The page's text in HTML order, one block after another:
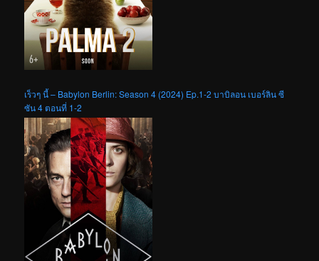
เร็วๆ นี้ – Babylon Berlin: Season 4 (2024) Ep.1-2 บาบิลอน เบอร์ลิน ซี
ซัน 4 ตอนที่ 1-2